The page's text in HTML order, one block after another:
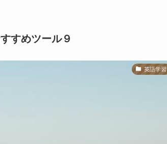
すめツール９
英語学習